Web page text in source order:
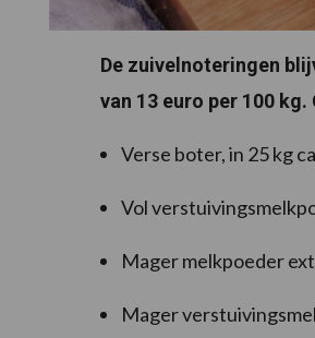
De zuivelnoteringen
van 13 euro per 100
Verse boter, in 25 kg
Vol
Mager melkpoeder
Mager